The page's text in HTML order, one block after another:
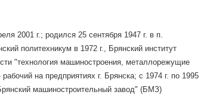
2001 г.; родился 25 сентября 1947 г. в п.
политехникум в 1972 г., Брянский институт
"технология машиностроения, металлорежущие
на предприятиях г. Брянска; с 1974 г. по 1995
машиностроительный завод" (БМЗ)